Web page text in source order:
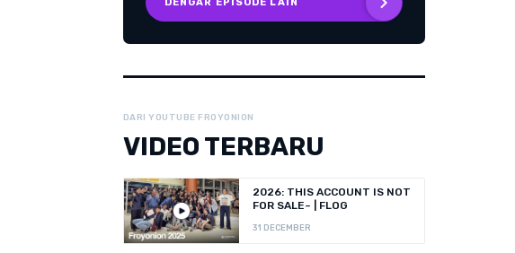
DENGAR EPISODE LAIN
DARI YOUTUBE FROYONION
VIDEO TERBARU
2026: THIS ACCOUNT IS NOT
FOR SALE~ | FLOG
31 DECEMBER